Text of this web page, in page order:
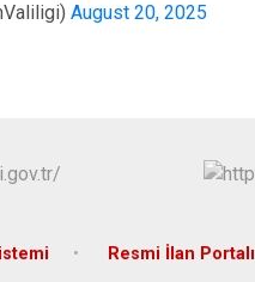
August 20, 2025
Resmi İlan Portalı